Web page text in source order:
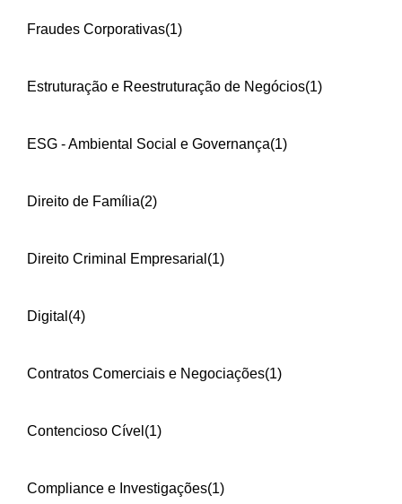
Fraudes Corporativas(1)
Estruturação e Reestruturação de Negócios(1)
ESG - Ambiental Social e Governança(1)
Direito de Família(2)
Direito Criminal Empresarial (1)
Digital (4)
Contratos Comerciais e Negociações(1)
Contencioso Cível (1)
Compliance e Investigações(1)